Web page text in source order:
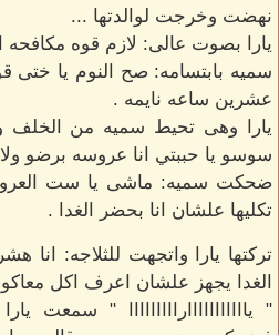
نهضت وخرجت لوالدتها ...
يارا بصوت عالى: لازم قوه
سميه بابتسامه: صح النوم يا ختى
عشرين ساعه نايمه .
يارا وهى تحيط سميه من الخلف
سوسو يا حببتي انا عروسه برضو
ضحكت سميه: ماشى يا ست
تكليها علشان انا بحضر الغدا .
تركتها يارا واتجهت للثلاجه:
الغدا يجهز علشان اعرف اكل
" يااااااااااارااااااااا " سمعت